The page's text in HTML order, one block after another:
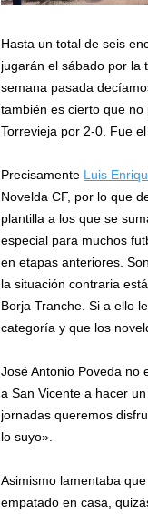
Hasta un total de seis
jugarán el sábado por la
semana pasada
también es cierto que
Torrevieja por 2-0. Fue
Precisamente Luis
Novelda CF, por lo que
plantilla a los que se
especial para muchos
en etapas anteriores.
la situación contraria
Borja Tranche. Si a ello
categoría y que los
José Antonio Poveda no
a San Vicente a hacer
jornadas queremos
lo suyo».
Asimismo lamentaba
empatado en casa,